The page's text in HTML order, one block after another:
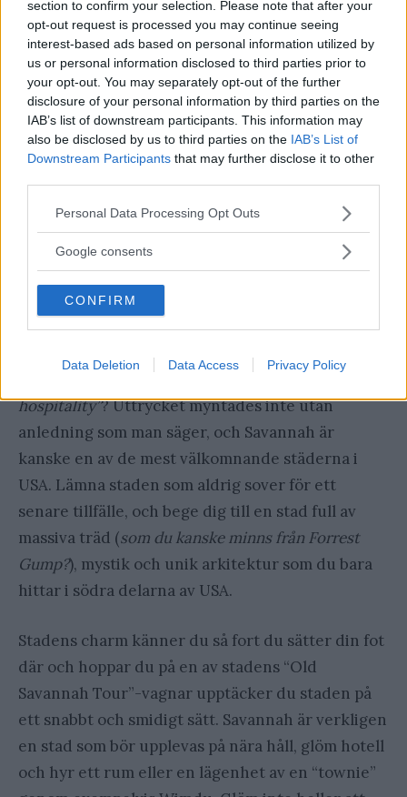
section to confirm your selection. Please note that after your
opt-out request is processed you may continue seeing
interest-based ads based on personal information utilized by
us or personal information disclosed to third parties prior to
your opt-out. You may separately opt-out of the further
disclosure of your personal information by third parties on the
IAB’s list of downstream participants. This information may
also be disclosed by us to third parties on the IAB’s List of
Downstream Participants that may further disclose it to other
Please note that this website/app uses one or more Google
not limited to your visit or usage behaviour. You may click to
use your data for below specified purposes in below Google
consent section.
Personal Data Processing Opt Outs
Google consents
CONFIRM
Data Deletion Data Access Privacy Policy
4. Savannah, Georgia,
USA
Du kanske redan har hört talas om “
The southern
hospitality”? Uttrycket myntades inte utan
anledning som man säger, och Savannah är
kanske en av de mest välkomnande städerna i
USA. Lämna staden som aldrig sover för ett
senare tillfälle, och bege dig till en stad full av
massiva träd (som du kanske minns från Forrest
Gump?), mystik och unik arkitektur som du bara
hittar i södra delarna av USA.
Stadens charm känner du så fort du sätter din fot
där och hoppar du på en av stadens “Old
Savannah Tour”-vagnar upptäcker du staden på
ett snabbt och smidigt sätt. Savannah är verkligen
en stad som bör upplevas på nära håll, glöm hotell
och hyr ett rum eller en lägenhet av en “townie”